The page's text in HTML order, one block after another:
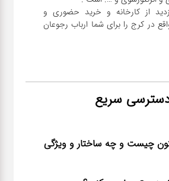
از کارخانه و خرید حضوری و
در کرج را برای شما ارباب رجوعان
سریع
چیست و چه ساختار و ویژگی